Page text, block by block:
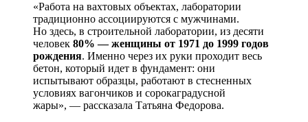
«Работа на вахтовых объектах, лаборатории
традиционно ассоциируются с мужчинами.
Но здесь, в строительной лаборатории, из десяти
человек 80% — женщины от 1971 до 1999 годов
рождения. Именно через их руки проходит весь
бетон, который идет в фундамент: они
испытывают образцы, работают в стесненных
условиях вагончиков и сорокаградусной
жары», — рассказала Татьяна Федорова.